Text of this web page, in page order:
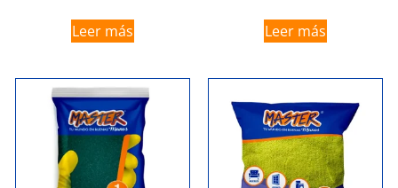
Leer más Leer más